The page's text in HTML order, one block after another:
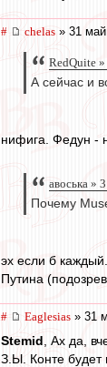
# chelas » 31
RedQuite
А сейчас и
нифига. Федун -
авоська »
Почему
эх если б
Путина
# Eaglesias » 31
Stemid , Ах да,
З.Ы. Конте будет